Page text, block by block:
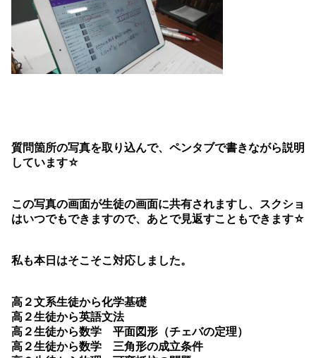
質問箇所の写真を取り込んで、ペンタブで書きながら説明
しています☆
この写真の画面が生徒の画面に共有されますし、スクショ
はいつでもできますので、あとで見返すこともできます☆
私も本日はそこそこ対応しました。
高２文系生徒から化学基礎
高２生徒から英語文法
高２生徒から数学 平面図形（チェバの定理）
高２生徒から数学 三角形の成立条件